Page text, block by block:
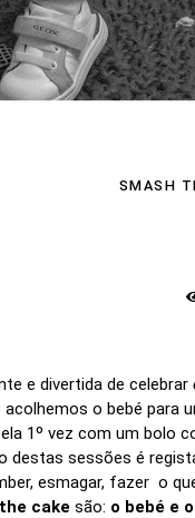
SMASH
e divertida de celebrar
o bebé para
1º vez com um bolo
destas sessões é
esmagar, fazer o
cake são: o bebé e o